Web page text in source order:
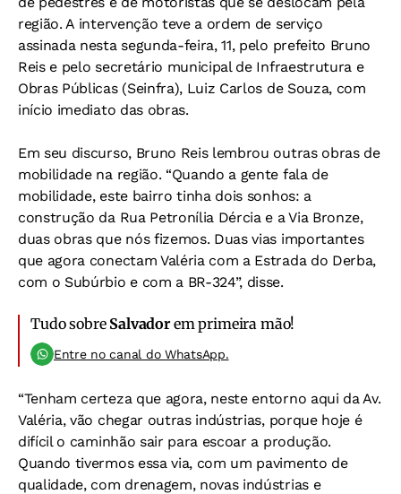
região. A intervenção teve a ordem de serviço
assinada nesta segunda-feira, 11, pelo prefeito Bruno
Reis e pelo secretário municipal de Infraestrutura e
Obras Públicas (Seinfra), Luiz Carlos de Souza, com
início imediato das obras.
Em seu discurso, Bruno Reis lembrou outras obras de
mobilidade na região. “Quando a gente fala de
mobilidade, este bairro tinha dois sonhos: a
construção da Rua Petronília Dércia e a Via Bronze,
duas obras que nós fizemos. Duas vias importantes
que agora conectam Valéria com a Estrada do Derba,
com o Subúrbio e com a BR-324”, disse.
Tudo sobre Salvadorem primeira mão!
Entre no canal do WhatsApp.
“Tenham certeza que agora, neste entorno aqui da Av.
Valéria, vão chegar outras indústrias, porque hoje é
difícil o caminhão sair para escoar a produção.
Quando tivermos essa via, com um pavimento de
qualidade, com drenagem, novas indústrias e